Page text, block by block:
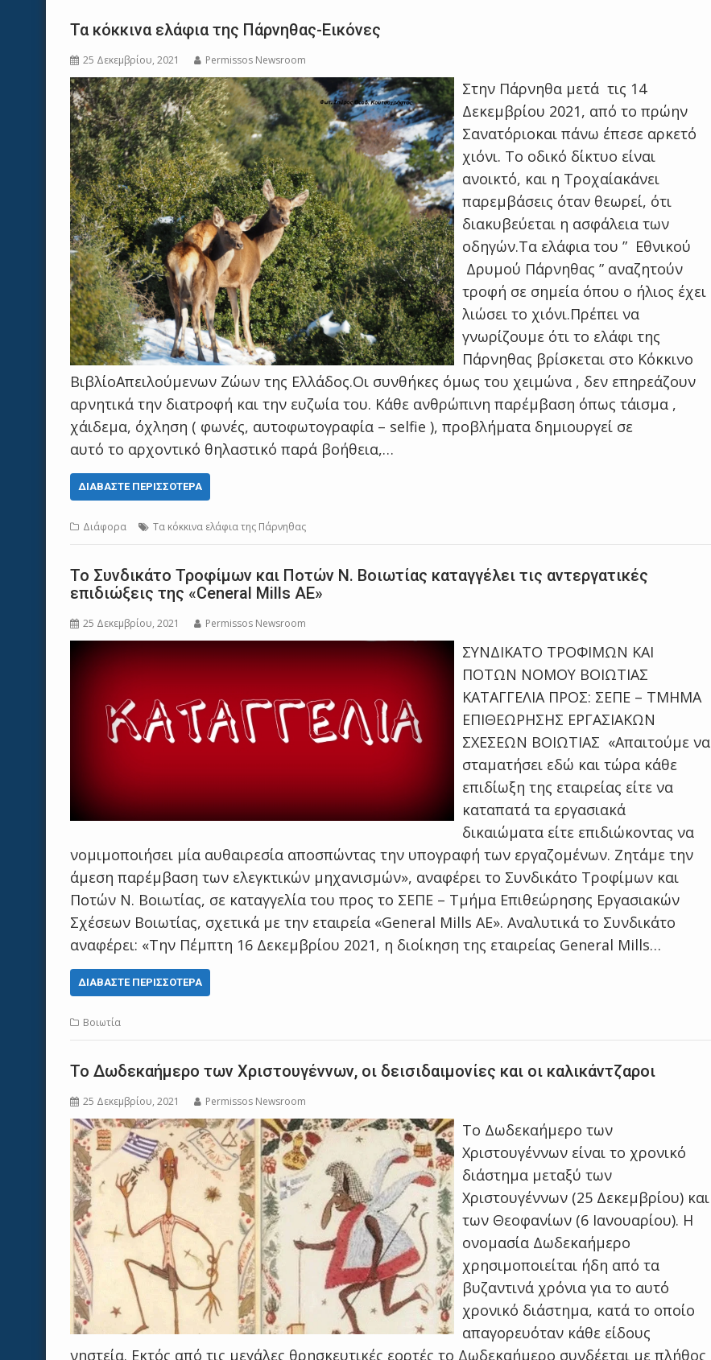
Τα κόκκινα ελάφια της Πάρνηθας-Εικόνες
25 Δεκεμβρίου, 2021 Permissos Newsroom
Στην Πάρνηθα μετά τις 14
Δεκεμβρίου 2021, από το πρώην
Σανατόριοκαι πάνω έπεσε αρκετό
χιόνι. Το οδικό δίκτυο είναι
ανοικτό, και η Τροχαίακάνει
παρεμβάσεις όταν θεωρεί, ότι
διακυβεύεται η ασφάλεια των
οδηγών.Τα ελάφια του ” Εθνικού
Δρυμού Πάρνηθας ” αναζητούν
τροφή σε σημεία όπου ο ήλιος έχει
λιώσει το χιόνι.​Πρέπει να
γνωρίζουμε ότι το ελάφι της
Πάρνηθας βρίσκεται στο Κόκκινο
ΒιβλίοΑπειλούμενων Ζώων της Ελλάδος.Οι συνθήκες όμως του χειμώνα , δεν επηρεάζουν
αρνητικά την διατροφή και την ευζωία του. Κάθε ανθρώπινη παρέμβαση όπως τάισμα ,
χάιδεμα, όχληση ( φωνές, αυτοφωτογραφία – selfie ), προβλήματα δημιουργεί σε
αυτό το αρχοντικό θηλαστικό παρά βοήθεια,…
ΔΙΑΒΆΣΤΕ ΠΕΡΙΣΣΌΤΕΡΑ
Διάφορα Τα κόκκινα ελάφια της Πάρνηθας
Το Συνδικάτο Τροφίμων και Ποτών Ν. Βοιωτίας καταγγέλει τις αντεργατικές
επιδιώξεις της «Ceneral Mills AE»
25 Δεκεμβρίου, 2021 Permissos Newsroom
ΣΥΝΔΙΚΑΤΟ ΤΡΟΦΙΜΩΝ ΚΑΙ
ΠΟΤΩΝ ΝΟΜΟΥ ΒΟΙΩΤΙΑΣ
ΚΑΤΑΓΓΕΛΙΑ ΠΡΟΣ: ΣΕΠΕ – ΤΜΗΜΑ
ΕΠΙΘΕΩΡΗΣΗΣ ΕΡΓΑΣΙΑΚΩΝ
ΣΧΕΣΕΩΝ ΒΟΙΩΤΙΑΣ «Απαιτούμε να
σταματήσει εδώ και τώρα κάθε
επιδίωξη της εταιρείας είτε να
καταπατά τα εργασιακά
δικαιώματα είτε επιδιώκοντας να
νομιμοποιήσει μία αυθαιρεσία αποσπώντας την υπογραφή των εργαζομένων. Ζητάμε την
άμεση παρέμβαση των ελεγκτικών μηχανισμών», αναφέρει το Συνδικάτο Τροφίμων και
Ποτών Ν. Βοιωτίας, σε καταγγελία του προς το ΣΕΠΕ – Τμήμα Επιθεώρησης Εργασιακών
Σχέσεων Βοιωτίας, σχετικά με την εταιρεία «General Mills AE». Αναλυτικά το Συνδικάτο
αναφέρει: «Την Πέμπτη 16 Δεκεμβρίου 2021, η διοίκηση της εταιρείας General Mills…
ΔΙΑΒΆΣΤΕ ΠΕΡΙΣΣΌΤΕΡΑ
Βοιωτία
Το Δωδεκαήμερο των Χριστουγέννων, οι δεισιδαιμονίες και οι καλικάντζαροι
25 Δεκεμβρίου, 2021 Permissos Newsroom
Το Δωδεκαήμερο των
Χριστουγέννων είναι το χρονικό
διάστημα μεταξύ των
Χριστουγέννων (25 Δεκεμβρίου) και
των Θεοφανίων (6 Ιανουαρίου). Η
ονομασία Δωδεκαήμερο
χρησιμοποιείται ήδη από τα
βυζαντινά χρόνια για το αυτό
χρονικό διάστημα, κατά το οποίο
απαγορευόταν κάθε είδους
νηστεία. Εκτός από τις μεγάλες θρησκευτικές εορτές το Δωδεκαήμερο συνδέεται με πλήθος